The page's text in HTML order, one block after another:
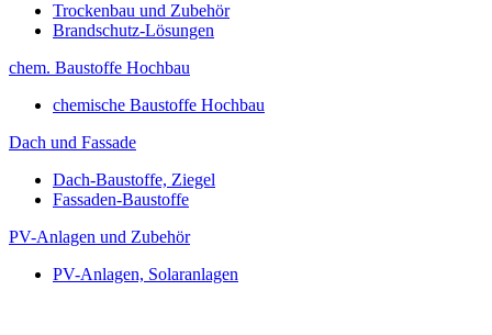
Trockenbau und Zubehör
Brandschutz-Lösungen
chem. Baustoffe Hochbau
chemische Baustoffe Hochbau
Dach und Fassade
Dach-Baustoffe, Ziegel
Fassaden-Baustoffe
PV-Anlagen und Zubehör
PV-Anlagen, Solaranlagen